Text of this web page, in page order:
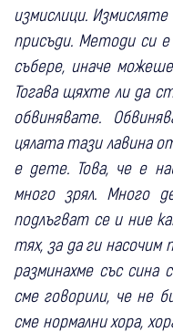
измислици.
присъди. Методи си е
събере, иначе
Тогава щяхте ли да
обвинявате.
цялата тази лавина
е дете. Това, че е
много зрял. Много
подлъгват се и ние
тях, за да ги насочим
разминахме със сина
сме говорили, че не
сме нормални хора,